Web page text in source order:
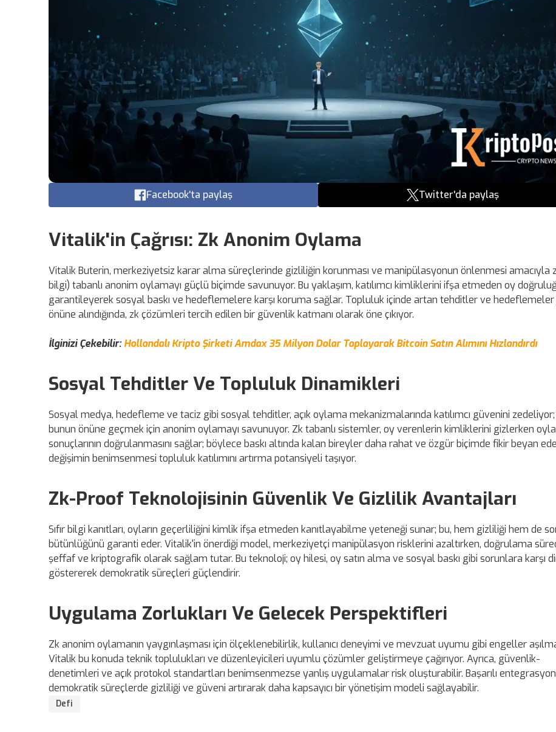
Facebook'ta paylaş Twitter'da paylaş
Vitalik'in Çağrısı: Zk Anonim Oylama
Vitalik Buterin, merkeziyetsiz karar alma süreçlerinde gizliliğin korunması ve manipülasyonun önlenmesi amacıyla
bilgi) tabanlı anonim oylamayı güçlü biçimde savunuyor. Bu yaklaşım, katılımcı kimliklerini ifşa etmeden oy
garantileyerek sosyal baskı ve hedeflemelere karşı koruma sağlar. Topluluk içinde artan tehditler ve hedeflemeler
önüne alındığında, zk çözümleri tercih edilen bir güvenlik katmanı olarak öne çıkıyor.
İlginizi Çekebilir:Hollandalı Kripto Şirketi Amdax 35 Milyon Dolar Toplayarak Bitcoin Satın Alımını Hızlandırdı
Sosyal Tehditler Ve Topluluk Dinamikleri
Sosyal medya, hedefleme ve taciz gibi sosyal tehditler, açık oylama mekanizmalarında katılımcı güvenini
bunun önüne geçmek için anonim oylamayı savunuyor. Zk tabanlı sistemler, oy verenlerin kimliklerini gizlerken
sonuçlarının doğrulanmasını sağlar; böylece baskı altında kalan bireyler daha rahat ve özgür biçimde fikir beyan
değişimin benimsenmesi topluluk katılımını artırma potansiyeli taşıyor.
Zk-Proof Teknolojisinin Güvenlik Ve Gizlilik Avantajları
Sıfır bilgi kanıtları, oyların geçerliliğini kimlik ifşa etmeden kanıtlayabilme yeteneği sunar; bu, hem gizliliği hem de
bütünlüğünü garanti eder. Vitalik'in önerdiği model, merkeziyetçi manipülasyon risklerini azaltırken, doğrulama
şeffaf ve kriptografik olarak sağlam tutar. Bu teknoloji; oy hilesi, oy satın alma ve sosyal baskı gibi sorunlara karşı
göstererek demokratik süreçleri güçlendirir.
Uygulama Zorlukları Ve Gelecek Perspektifleri
Zk anonim oylamanın yaygınlaşması için ölçeklenebilirlik, kullanıcı deneyimi ve mevzuat uyumu gibi engeller
Vitalik bu konuda teknik toplulukları ve düzenleyicileri uyumlu çözümler geliştirmeye çağırıyor. Ayrıca, güvenlik-
denetimleri ve açık protokol standartları benimsenmezse yanlış uygulamalar risk oluşturabilir. Başarılı
demokratik süreçlerde gizliliği ve güveni artırarak daha kapsayıcı bir yönetişim modeli sağlayabilir.
Defi